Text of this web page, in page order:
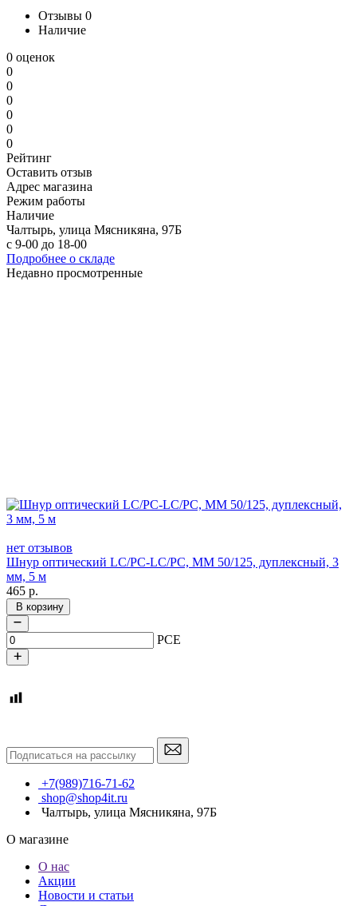
Отзывы 0
Наличие
0 оценок
0
0
0
0
0
0
Рейтинг
Оставить отзыв
Адрес магазина
Режим работы
Наличие
Чалтырь, улица Мясникяна, 97Б
с 9-00 до 18-00
Подробнее о складе
Недавно просмотренные
нет отзывов
Шнур оптический LC/PC-LC/PC, MМ 50/125, дуплексный, 3
мм, 5 м
465 р.
В корзину
PCE
+7(989)716-71-62
shop@shop4it.ru
Чалтырь, улица Мясникяна, 97Б
О магазине
О нас
Акции
Новости и статьи